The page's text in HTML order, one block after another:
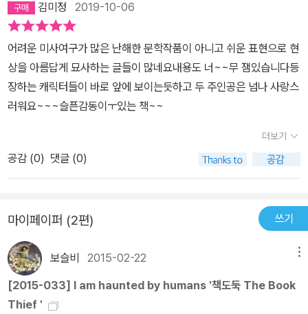
있지만 중반이후 익숙해지면 그다지 힘들지 않게 완독할 수 있는 정
도입니다.소설 전반에 걸쳐 풍성하게 담겨있는, 순수한 한 소녀의 작
고도 귀여운 사건들이 독재와 전쟁의 암울한 배경속에서 더욱 풋풋하
고, 잔잔한 재미를 선사하며, 그 소녀를 중심으로 한 아버지, 친구, 유
태인과의 관계 속에 담긴 사랑과 우정, 신뢰, 용기로 인해 뭉클한 감동
과 긴 여운을 받을 수 있는, 놓쳐서는 안되는 멋진 작품입니다. 강추!
호흡조절도 잘해준 센스가 돋보였다.나치정권과유대인학대에 관한
영화는 몇번씩 보았지만, 책을 읽으면서이렇게 그 시대의 상황을 적
나라하고 생생하게 표현한 것을 본것은 처음이라 유대인문제에 관한
관심이 생겼다. 우리도 일제시대 통치의 아픔을 가지고있는지라 그것
과 비교하는 것은 무리가 있는 것인지 몰라도, 나처럼 해당국과 아무
런 관계없는 누군가가 이렇게 나치정권과 유대인문제를 보고 충격을
받고 가슴아파한것처럼 우리의 과거도 이런 멋진 소설로 쓰여 그 실
상을 세계의 다른나라 사람들이 알게 되는 기회가 있었으면 하는 마
담감을 가질 필요는 없을것같다. 범우주적인 관점에서 이 책을 본다
면 가족의 사랑,그리고 친구와의 우정으로 분류될수있는 아주 일반적
이고 흔한 주제의 얘기일수도 있으니까. 그렇지만 그 주제를 풀어나
가는 방식은 어느 것들과는 상당히 색다르니, 기대해도 괜찮을 것이
다.
김미정 2019-10-06
어려운 미사여구가 많은 난해한 문학작품이 아니고 쉬운 표현으로 현
상을 아름답게 묘사하는 글들이 많네요내용도 너~~무 잼있습니다등
장하는 캐릭터들이 바로 앞에 보이는듯하고 두 주인공은 넘나 사랑스
러워요~~~슬픈감동이ㅜ있는 책~~
더보기
공감 (0) 댓글 (0)
마이페이퍼 (2편) 쓰기
보슬비 2015-02-22
[2015-033] I am haunted by humans '책도둑 The Book
Thief '